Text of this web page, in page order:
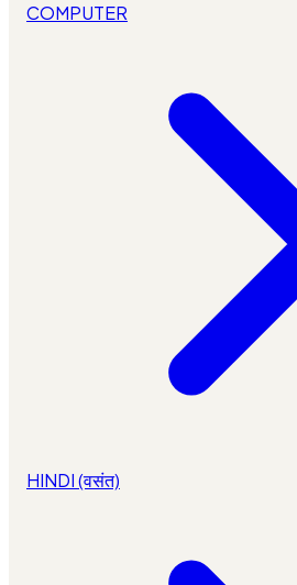
COMPUTER
HINDI (वसंत)